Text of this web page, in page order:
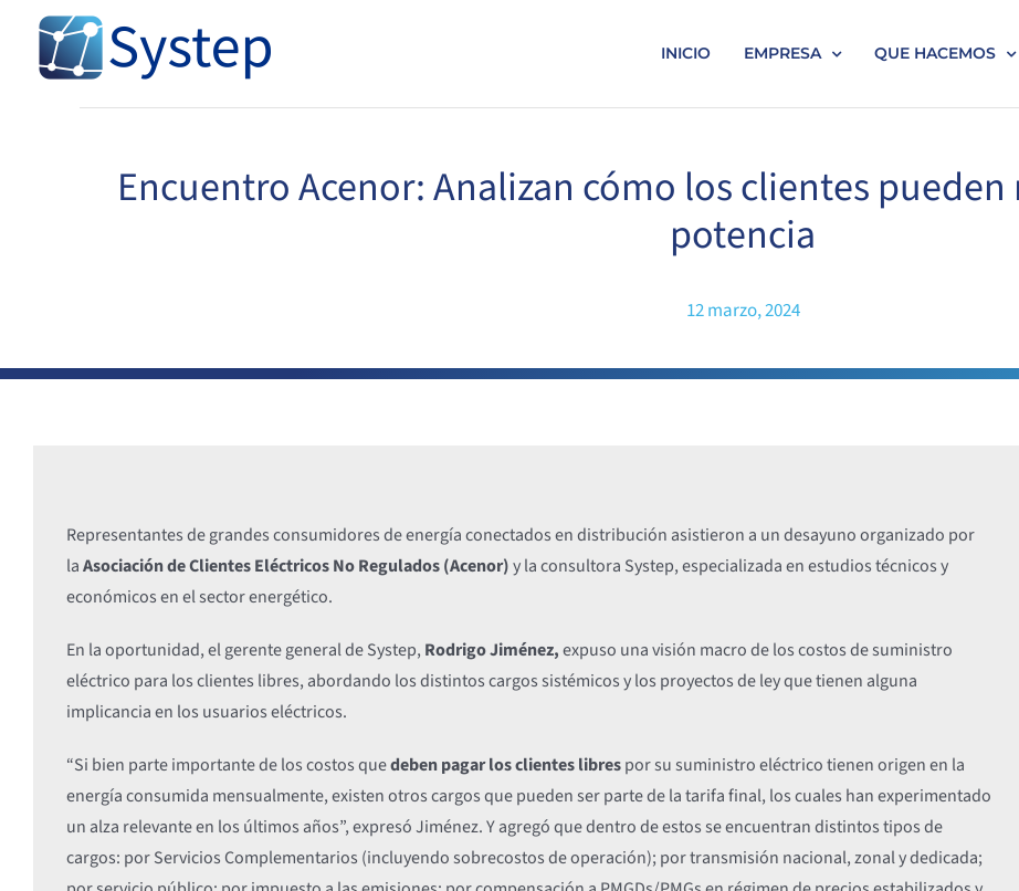
content
INICIO EMPRESA QUE HACEMOS
Encuentro Acenor: Analizan cómo los clientes
potencia
12 marzo, 2024
Representantes de grandes consumidores de energía conectados en distribución asistieron a un desayuno organizado por
laAsociación de Clientes Eléctricos No Regulados (Acenor)y la consultora Systep, especializada en estudios técnicos y
económicos en el sector energético.
En la oportunidad, el gerente general de Systep, Rodrigo Jiménez,expuso una visión macro de los costos de suministro
eléctrico para los clientes libres, abordando los distintos cargos sistémicos y los proyectos de ley que tienen alguna
implicancia en los usuarios eléctricos.
“Si bien parte importante de los costos quedeben pagar los clientes librespor su suministro eléctrico tienen origen en la
energía consumida mensualmente, existen otros cargos que pueden ser parte de la tarifa final, los cuales han experimentado
un alza relevante en los últimos años”, expresó Jiménez. Y agregó que dentro de estos se encuentran distintos tipos de
cargos: por Servicios Complementarios (incluyendo sobrecostos de operación); por transmisión nacional, zonal y dedicada;